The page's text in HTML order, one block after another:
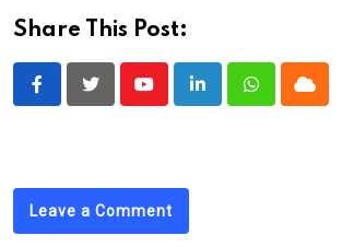
Share This Post:
YoutubeLinkedInWhatsappCloud
Leave a Comment